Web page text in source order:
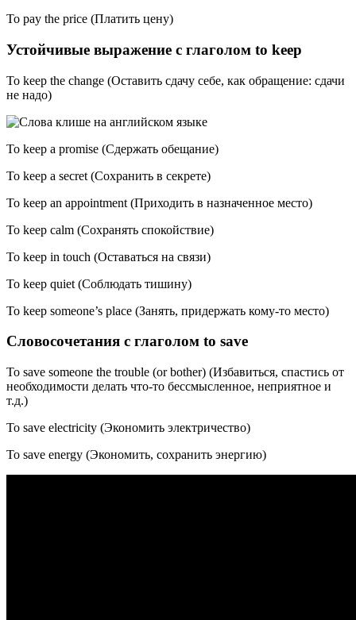
To pay the price (Платить цену)
Устойчивые выражение с глаголом to keep
To keep the change (Оставить сдачу себе, как обращение: сдачи
не надо)
To keep a promise (Сдержать обещание)
To keep a secret (Сохранить в секрете)
To keep an appointment (Приходить в назначенное место)
To keep calm (Сохранять спокойствие)
To keep in touch (Оставаться на связи)
To keep quiet (Соблюдать тишину)
To keep someone’s place (Занять, придержать кому-то место)
Словосочетания с глаголом to save
To save someone the trouble (or bother) (Избавиться, спастись от
необходимости делать что-то бессмысленное, неприятное и
т.д.)
To save electricity (Экономить электричество)
To save energy (Экономить, сохранить энергию)